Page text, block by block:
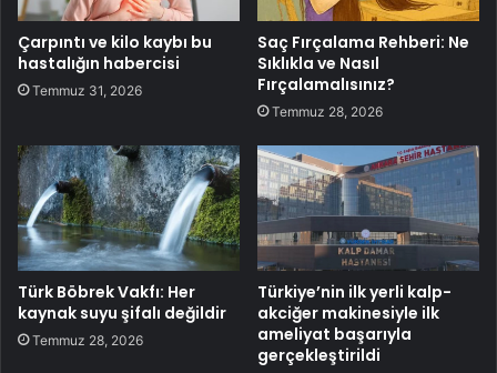
Çarpıntı ve kilo kaybı bu
hastalığın habercisi
Temmuz 31, 2026
Saç Fırçalama Rehberi: Ne
Sıklıkla ve Nasıl
Fırçalamalısınız?
Temmuz 28, 2026
Türk Böbrek Vakfı: Her
kaynak suyu şifalı değildir
Temmuz 28, 2026
Türkiye’nin ilk yerli kalp-
akciğer makinesiyle ilk
ameliyat başarıyla
gerçekleştirildi